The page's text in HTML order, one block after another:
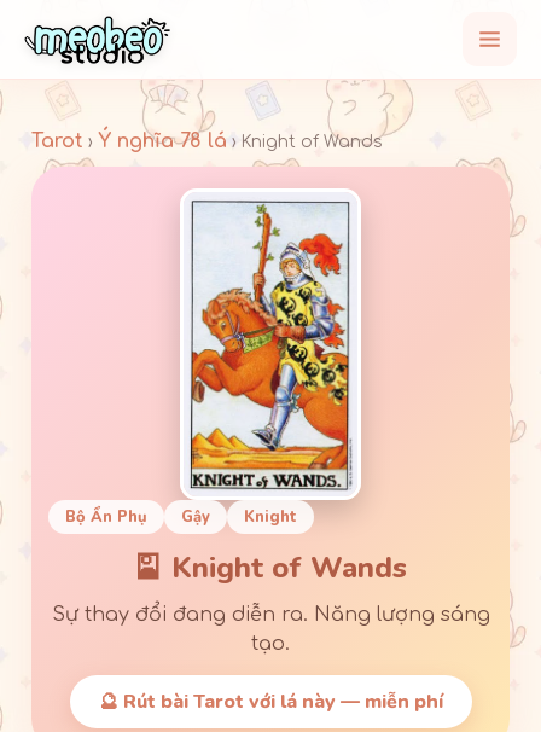
Tarot › Ý nghĩa 78 lá › Knight of Wands
Bộ Ẩn Phụ Gậy Knight
🎴 Knight of Wands
Sự thay đổi đang diễn ra. Năng lượng sáng
tạo.
🔮 Rút bài Tarot với lá này — miễn phí